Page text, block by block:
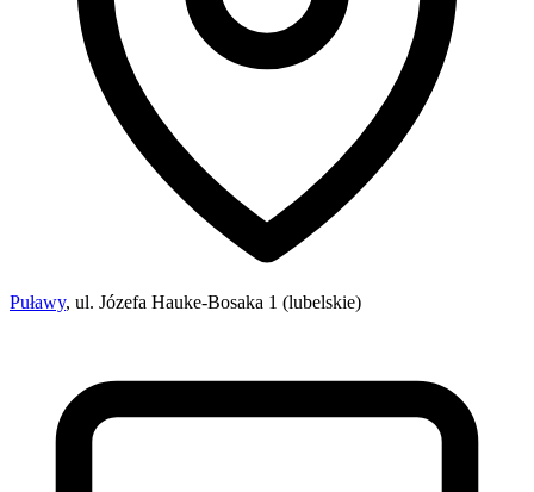
Puławy, ul. Józefa Hauke-Bosaka 1 (lubelskie)